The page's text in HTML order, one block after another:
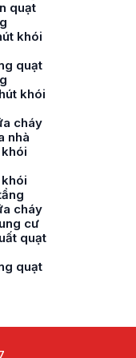
quạt
khói
quạt
khói
cháy
nhà
cháy
cư
quạt
quạt